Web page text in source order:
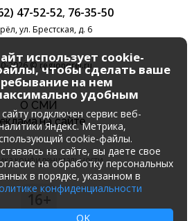
47-52-52, 76-35-50
ул. Брестская, д. 6
2026 © regionorel.ru
О СМИ
на сайте
конфиденциальности
16+
использует cookie-
чтобы сделать ваше
на нем
удобным
подключен сервис веб-
Яндекс. Метрика,
cookie-файлы.
на сайте, вы даете свое
на обработку персональных
в порядке, указанном в
конфиденциальности
OK